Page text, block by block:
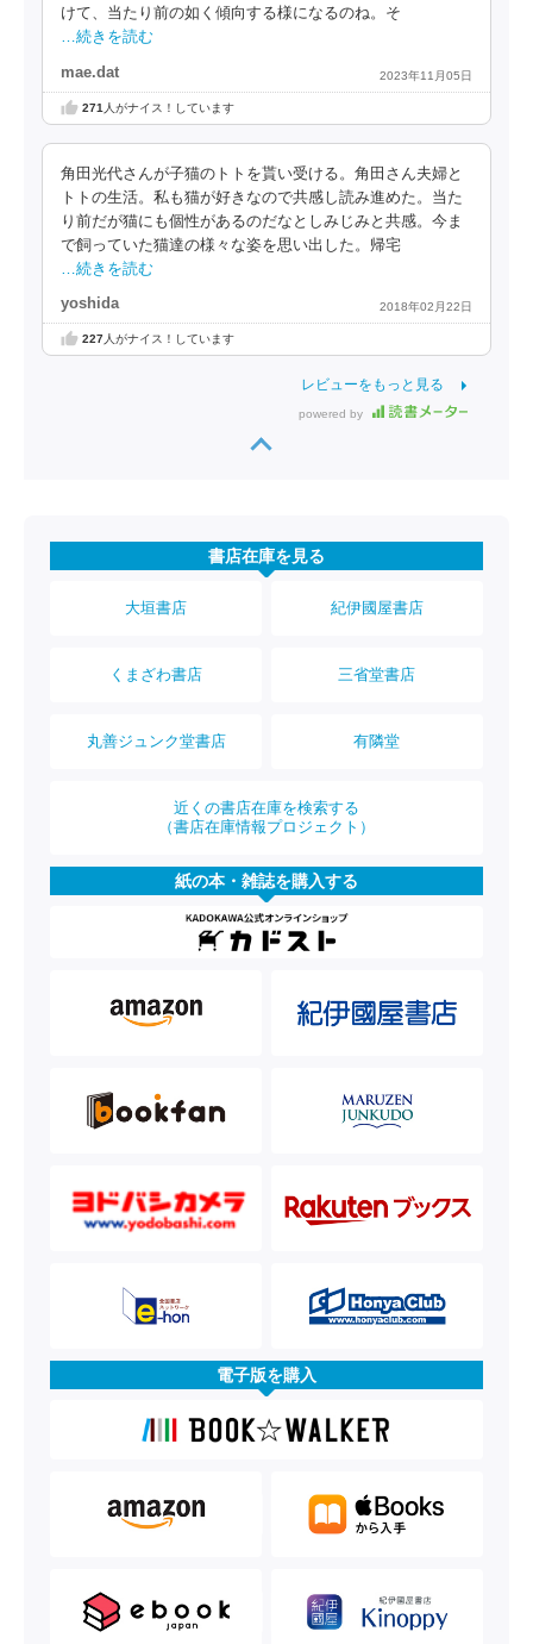
けて、当たり前の如く傾向する様になるのね。そ
…続きを読む
mae.dat 2023年11月05日
271 人がナイス！しています
角田光代さんが子猫のトトを貰い受ける。角田さん夫婦と
トトの生活。私も猫が好きなので共感し読み進めた。当た
り前だが猫にも個性があるのだなとしみじみと共感。今ま
で飼っていた猫達の様々な姿を思い出した。帰宅
…続きを読む
yoshida 2018年02月22日
227人がナイス！しています
レビューをもっと見る
powered by
書店在庫を見る
大垣書店 紀伊國屋書店
くまざわ書店 三省堂書店
丸善ジュンク堂書店 有隣堂
近くの書店在庫を検索する
（書店在庫情報プロジェクト）
紙の本・雑誌を購入する
電子版を購入